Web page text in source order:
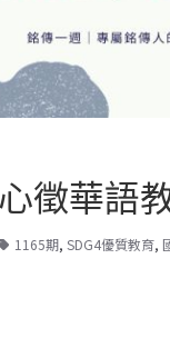
徵華語
1165期, SDG4優質教育,